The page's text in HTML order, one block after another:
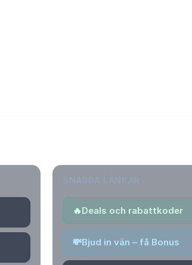
🔥Deals och rabattkoder
💸Bjud in vän – få Bonus